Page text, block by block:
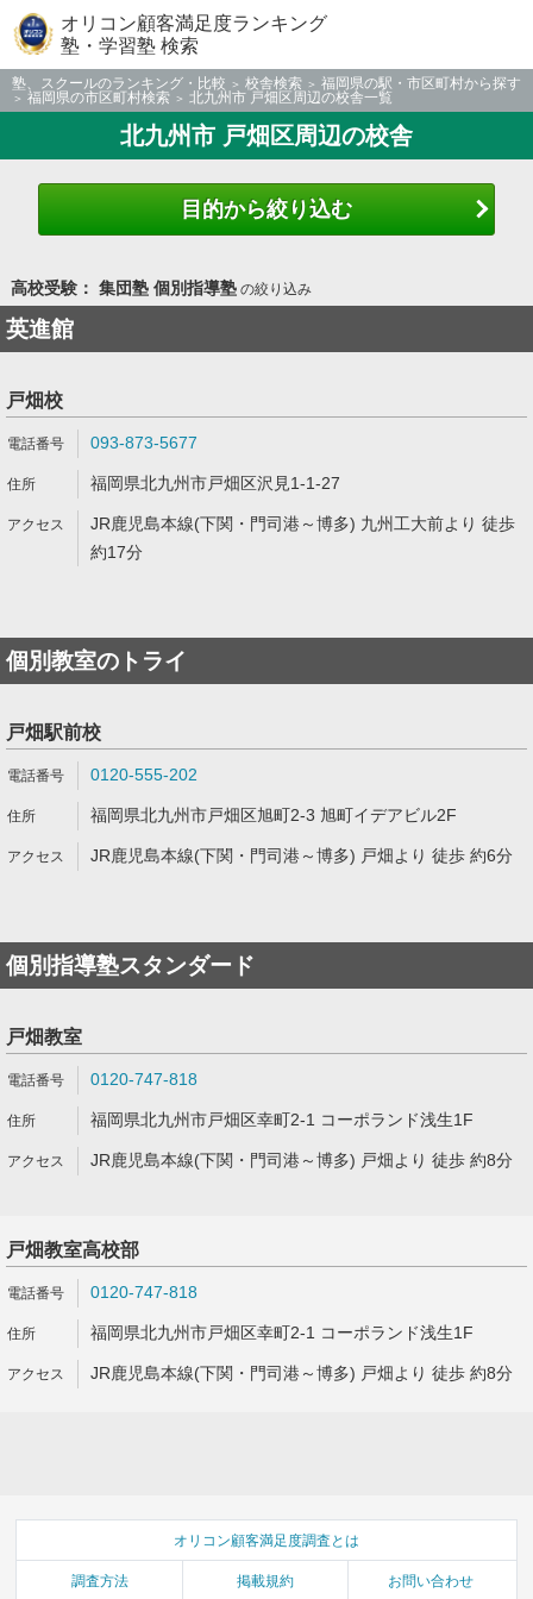
オリコン顧客満足度ランキング
塾・学習塾 検索
塾、スクールのランキング・比較 校舎検索
福岡県の駅・市区町村から探す
福岡県の市区町村検索
北九州市 戸畑区周辺の校舎一覧
北九州市 戸畑区周辺の校舎
目的から絞り込む
高校受験： 集団塾 個別指導塾の絞り込み
英進館
戸畑校
093-873-5677
福岡県北九州市戸畑区沢見1-1-27
JR鹿児島本線(下関・門司港～博多) 九州工大前より 徒歩
約17分
個別教室のトライ
戸畑駅前校
0120-555-202
福岡県北九州市戸畑区旭町2-3 旭町イデアビル2F
JR鹿児島本線(下関・門司港～博多) 戸畑より 徒歩 約6分
個別指導塾スタンダード
戸畑教室
0120-747-818
福岡県北九州市戸畑区幸町2-1 コーポランド浅生1F
JR鹿児島本線(下関・門司港～博多) 戸畑より 徒歩 約8分
戸畑教室高校部
0120-747-818
福岡県北九州市戸畑区幸町2-1 コーポランド浅生1F
JR鹿児島本線(下関・門司港～博多) 戸畑より 徒歩 約8分
オリコン顧客満足度調査とは
調査方法 掲載規約 お問い合わせ